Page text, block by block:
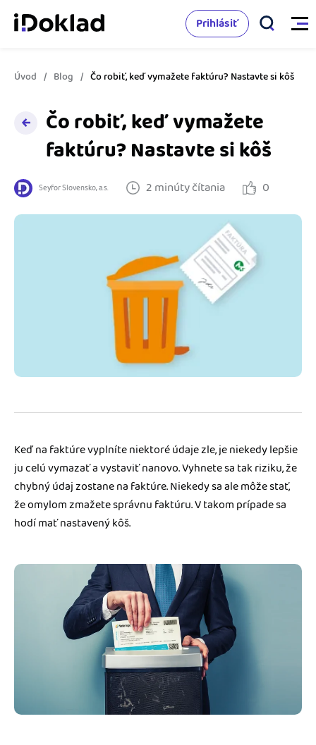
Online fakturácia
Správa kontaktov
Sledovanie cashflow
Prepojenie na ďalšie systémy
Spriatelení účtovníci
Katalóg doplnkov
Vzdelanie
Nápoveda
Ako začať s podnikaním
Ako sa vyznať vo fakturácii
Podnikateľský servis
Vyskúšať zadarmo
Prihlásiť
Úvod Blog Čo robiť, keď vymažete faktúru? Nastavte si kôš
Čo robiť, keď vymažete
faktúru? Nastavte si kôš
Seyfor Slovensko, a.s. 2 minúty čítania 0
Keď na faktúre vyplníte niektoré údaje zle, je niekedy lepšie
ju celú vymazať a vystaviť nanovo. Vyhnete sa tak riziku, že
chybný údaj zostane na faktúre. Niekedy sa ale môže stať,
že omylom zmažete správnu faktúru. V takom prípade sa
hodí mať nastavený kôš.